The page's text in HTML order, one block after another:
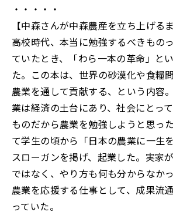
・・・・・
【中森さんが中森農産を立ち上げるま
高校時代、本当に勉強するべきもの
ていたとき、「わら一本の革命」と
た。この本は、世界の砂漠化や食糧
農業を通して貢献する、という内容
業は経済の土台にあり、社会にとっ
ものだから農業を勉強しようと思っ
て学生の頃から「日本の農業に一生
スローガンを掲げ、起業した。実家
ではなく、やり方も何も分からなか
農業を応援する仕事として、成果流
っていた。